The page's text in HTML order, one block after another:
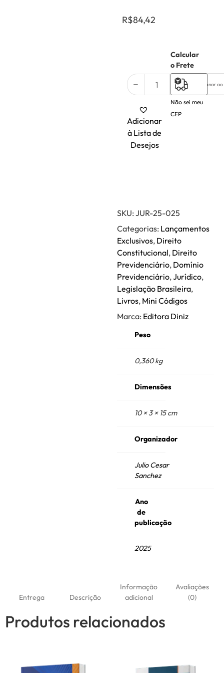
R$84,42
Adicionar
Adicionar
à Lista de
Desejos
Calcular
o Frete
Não sei meu
CEP
SKU: JUR-25-025
Categorias: Lançamentos
Exclusivos, Direito
Constitucional, Direito
Previdenciário, Domínio
Previdenciário,Jurídico,
Legislação Brasileira,
Livros, Mini Códigos
Marca: Editora Diniz
Peso
0,360 kg
Dimensões
10 × 3 × 15 cm
Organizador
Julio Cesar
Sanchez
Ano
de
publicação
2025
Entrega Descrição
Informação
adicional
Avaliações
(0)
Produtos relacionados